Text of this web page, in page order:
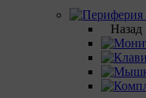
Назад